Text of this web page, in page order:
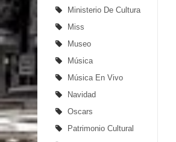
Ministerio De Cultura
Miss
Museo
Música
Música En Vivo
Navidad
Oscars
Patrimonio Cultural